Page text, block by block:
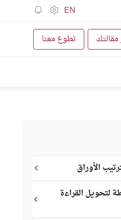
EN
مقالتك تطوع معنا
الأوراق
لتحويل القراءة